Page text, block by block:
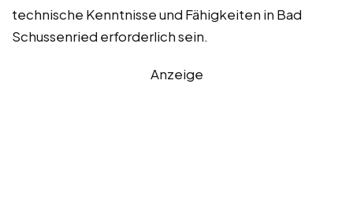
technische Kenntnisse und Fähigkeiten in Bad
Schussenried erforderlich sein.
Anzeige